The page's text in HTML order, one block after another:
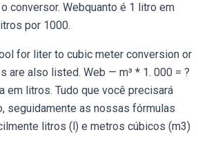
conversor. Webquanto é 1 litro em
por 1000.
for liter to cubic meter conversion or
are also listed. Web — m³ * 1. 000 = ?
em litros. Tudo que você precisará
seguidamente as nossas fórmulas
litros (l) e metros cúbicos (m3)